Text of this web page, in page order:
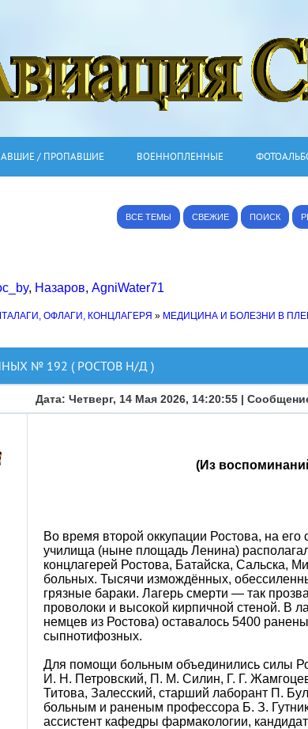
/ ПРОПАВШИЕ ВОЕННОПЛЕННЫЕ
ВСЕ ТЕМЫ СВЕЖИЕ ПОИСК
, Назаров, AgniWater71
ОФЛАГИ, КОНЦЛАГЕРЯ » МЕДИЦИНА И БОЛЕЗНИ В
№ 192 ( РОСТОВ Н/Д )
Дата: Четверг, 14 Мая 2026, 14:20:55 |
(Из
Во время второй оккупации Ростова, на его
училища (ныне площадь Ленина)
концлагерей Ростова, Батайска, Сальска,
больных. Тысячи измождённых,
грязные бараки. Лагерь смерти — так
проволоки и высокой кирпичной стеной. В
немцев из Ростова) оставалось 5400
сыпнотифозных.
Для помощи больным объединились силы
И. Н. Петровский, П. М. Силин, Г. Г.
Титова, Залесский, старший лаборант П.
больным и раненым профессора Б. З.
ассистент кафедры фармакологии,